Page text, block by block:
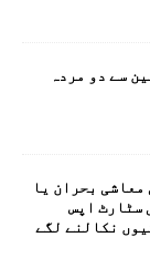
سے دو مردہ
بحران یا
سٹارٹ اپس
نکالنے لگے